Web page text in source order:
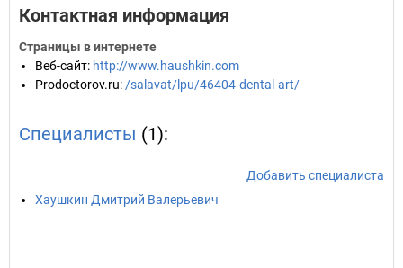
Контактная информация
Страницы в интернете
Веб-сайт: http://www.haushkin.com
Prodoctorov.ru: /salavat/lpu/46404-dental-art/
Специалисты (1):
Добавить специалиста
Хаушкин Дмитрий Валерьевич